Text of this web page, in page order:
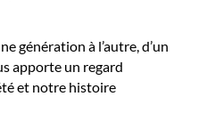
génération à l’autre, d’un
apporte un regard
et notre histoire